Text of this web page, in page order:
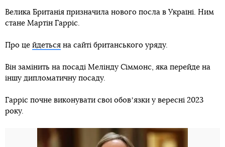
Велика Британія призначила нового посла в Україні. Ним
стане Мартін Гарріс.
Про це йдеться на сайті британського уряду.
Він замінить на посаді Мелінду Сіммонс, яка перейде на
іншу дипломатичну посаду.
Гарріс почне виконувати свої обовʼязки у вересні 2023
року.